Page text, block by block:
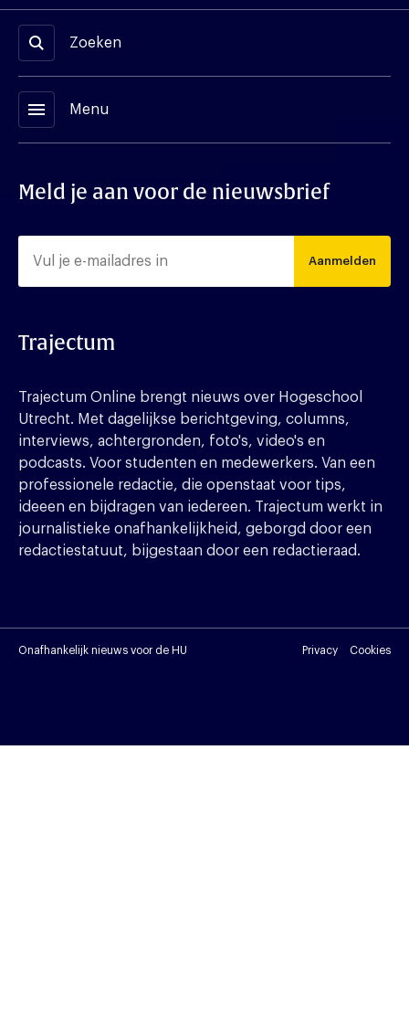
Zoeken
menu Menu
Meld je aan voor de nieuwsbrief
Aanmelden
Trajectum
Trajectum Online brengt nieuws over Hogeschool
Utrecht. Met dagelijkse berichtgeving, columns,
interviews, achtergronden, foto's, video's en
podcasts. Voor studenten en medewerkers. Van een
professionele redactie, die openstaat voor tips,
ideeen en bijdragen van iedereen. Trajectum werkt in
journalistieke onafhankelijkheid, geborgd door een
redactiestatuut, bijgestaan door een redactieraad.
Onafhankelijk nieuws voor de HU Privacy Cookies